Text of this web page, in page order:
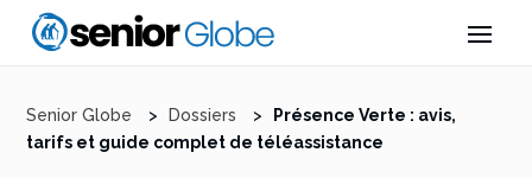
Senior Globe > Dossiers >
Présence Verte : avis,
tarifs et guide complet de téléassistance